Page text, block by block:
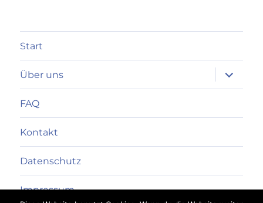
Start
Über uns
anzeigen
FAQ
Kontakt
Datenschutz
Impressum